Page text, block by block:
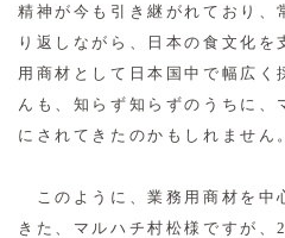
精神が今も引き継がれており、
り返しながら、日本の食文化を
用商材として日本国中で幅広く
んも、知らず知らずのうちに、
にされてきたのかもしれません
このように、業務用商材を中
きた、マルハチ村松様ですが